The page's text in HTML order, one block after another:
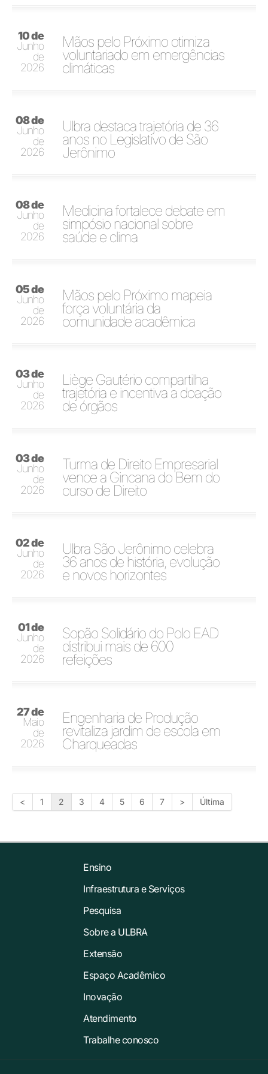
10 de
Junho
de
2026
Mãos pelo Próximo otimiza
voluntariado em emergências
climáticas
08 de
Junho
de
2026
Ulbra destaca trajetória de 36
anos no Legislativo de São
Jerônimo
08 de
Junho
de
2026
Medicina fortalece debate em
simpósio nacional sobre
saúde e clima
05 de
Junho
de
2026
Mãos pelo Próximo mapeia
força voluntária da
comunidade acadêmica
03 de
Junho
de
2026
Liège Gautério compartilha
trajetória e incentiva a doação
de órgãos
03 de
Junho
de
2026
Turma de Direito Empresarial
vence a Gincana do Bem do
curso de Direito
02 de
Junho
de
2026
Ulbra São Jerônimo celebra
36 anos de história, evolução
e novos horizontes
01 de
Junho
de
2026
Sopão Solidário do Polo EAD
distribui mais de 600
refeições
27 de
Maio
de
2026
Engenharia de Produção
revitaliza jardim de escola em
Charqueadas
< 1 2 3 4 5 6 7 > Última
Ensino
Infraestrutura e Serviços
Pesquisa
Sobre a ULBRA
Extensão
Espaço Acadêmico
Inovação
Atendimento
Trabalhe conosco